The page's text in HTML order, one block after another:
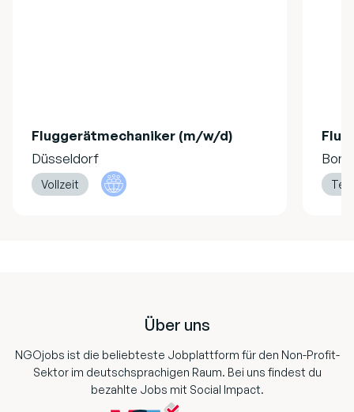
Fluggerätmechaniker (m/w/d)
Düsseldorf
Vollzeit
Bonn
Über uns
NGOjobs ist die beliebteste Jobplattform für den Non-Profit-
Sektor im deutschsprachigen Raum. Bei uns findest du
bezahlte Jobs mit Social Impact.